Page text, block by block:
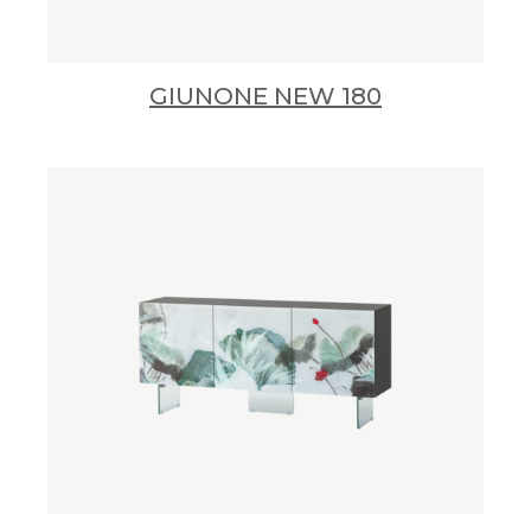
GIUNONE NEW 180